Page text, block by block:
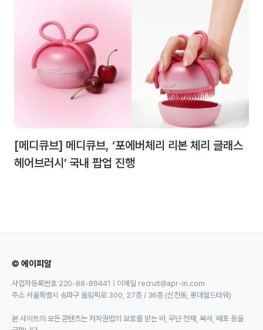
[메디큐브] 메디큐브, ‘포에버체리 리본 체리 글래스
헤어브러시’ 국내 팝업 진행
© 에이피알
사업자등록번호 220-88-89441 | 이메일 recruit@apr-in.com
주소 서울특별시 송파구 올림픽로 300, 27층 / 36층 (신천동, 롯데월드타워)
본 사이트의 모든 콘텐츠는 저작권법의 보호를 받는 바, 무단 전재, 복사, 배포 등을